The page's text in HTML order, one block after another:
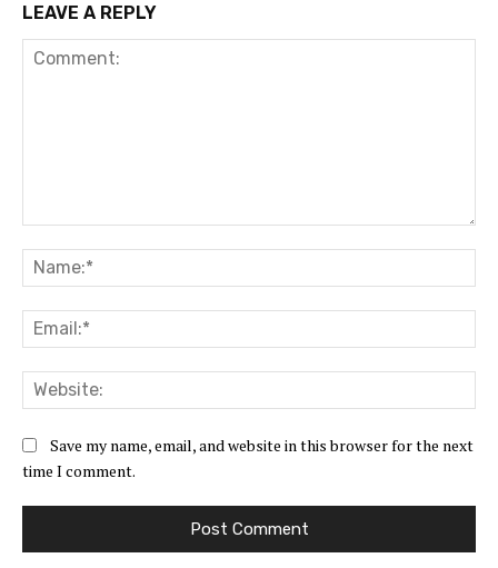
LEAVE A REPLY
Save my name, email, and website in this browser for the next
time I comment.